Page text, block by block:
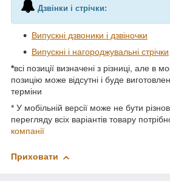
Дзвінки і стрічки:
Випускні дзвоники і дзвіночки
Випускні і нагороджувальні стрічки
*всі позиції визначені з різниці, але в
позицію може відсутні і буде
терміни
* У мобільній версії може не бути
перегляду всіх варіантів товару
компанії
Приховати